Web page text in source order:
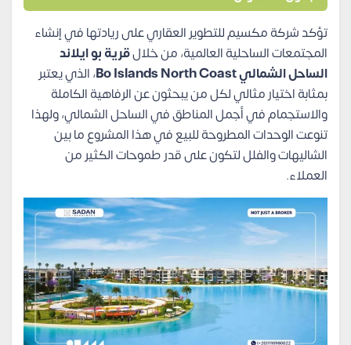
تؤكد شركة مكسيم للتطوير العقاري على ريادتها في إنشاء
المجتمعات الساحلية العالمية، من خلالقرية بو ايلاند
الساحل الشمالي Bo Islands North Coast
، الذي يعتبر
بمثابة اختيار مثالي لكل من يبحثون عن الرفاهية الكاملة
والاستجمام في أجمل المناطق في الساحل الشمالي، ولهذا
تنوعت الوحدات المطروحة للبيع في هذا المشروع ما بين
الشاليهات والفلل لتكون على قدر طموحات الكثير من
العملاء.